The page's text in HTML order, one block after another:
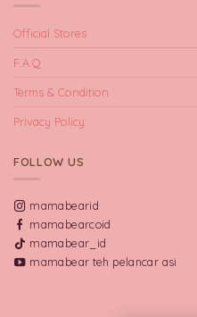
Official Stores
F.A.Q
Terms & Condition
Privacy Policy
FOLLOW US
mamabearid
mamabearcoid
mamabear_id
mamabear teh pelancar asi